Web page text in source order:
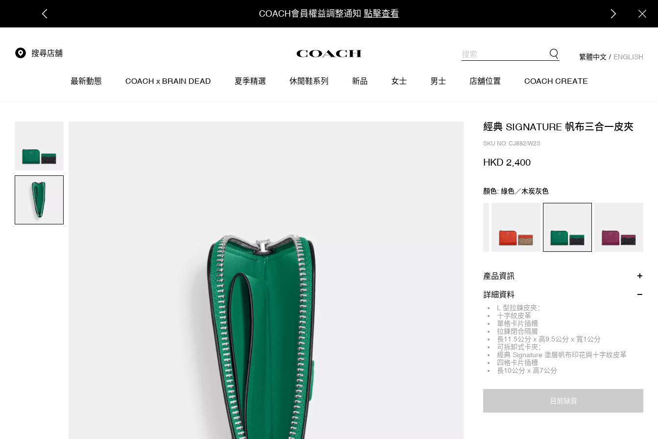
COACH會員權益調整通知 點擊查看
搜尋店舖 繁體中文 / ENGLISH
最新動態 COACH x BRAIN DEAD 夏季精選 休閒鞋系列 新品 女士 男士 店舖位置 COACH CREATE
經典 SIGNATURE 帆布三合一皮夾
SKU NO: CJ882/W2S
HKD 2,400
顏色: 綠色／木炭灰色
產品資訊
詳細資料
L 型拉鍊皮夾：
十字紋皮革
單格卡片插槽
拉鍊閉合隔層
長11.5公分 x 高9.5公分 x 寬1公分
可拆卸式卡夾：
經典 Signature 塗層帆布印花與十字紋皮革
四格卡片插槽
長10公分 x 高7公分
目前缺貨